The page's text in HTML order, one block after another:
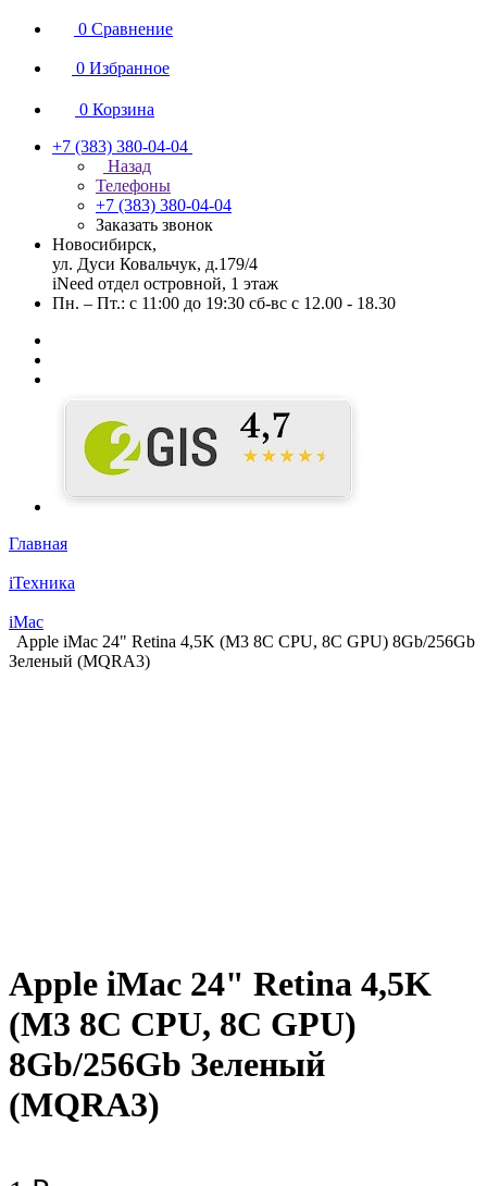
0 Сравнение
0 Избранное
0 Корзина
+7 (383) 380-04-04
Назад
Телефоны
+7 (383) 380-04-04
Заказать звонок
Новосибирск,
ул. Дуси Ковальчук, д.179/4
iNeed отдел островной, 1 этаж
Пн. – Пт.: с 11:00 до 19:30 сб-вс с 12.00 - 18.30
Главная
iТехника
iMac
Apple iMac 24" Retina 4,5K (M3 8C CPU, 8C GPU) 8Gb/256Gb
Зеленый (MQRA3)
Apple iMac 24" Retina 4,5K
(M3 8C CPU, 8C GPU)
8Gb/256Gb Зеленый
(MQRA3)